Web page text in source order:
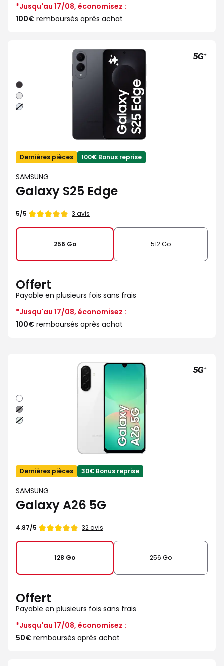
*Jusqu'au 17/08, économisez :
100€ remboursés après achat
Noir
Argent
Bleu
clair
Dernières pièces 100€ Bonus reprise
SAMSUNG
Galaxy S25 Edge
Note
5/5 3 avis
256 Go 512 Go
Offert
Payable en plusieurs fois sans frais
*Jusqu'au 17/08, économisez :
100€ remboursés après achat
Blanc
Noir
Vert
d'eau
Dernières pièces 30€ Bonus reprise
SAMSUNG
Galaxy A26 5G
Note
4.87/5 32 avis
128 Go 256 Go
Offert
Payable en plusieurs fois sans frais
*Jusqu'au 17/08, économisez :
50€ remboursés après achat